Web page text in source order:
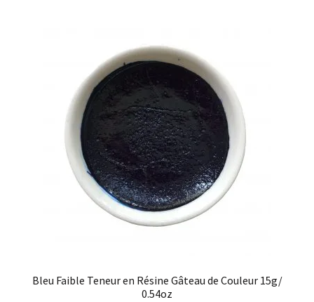
Bleu Faible Teneur en Résine Gâteau de Couleur 15g/
0.54oz